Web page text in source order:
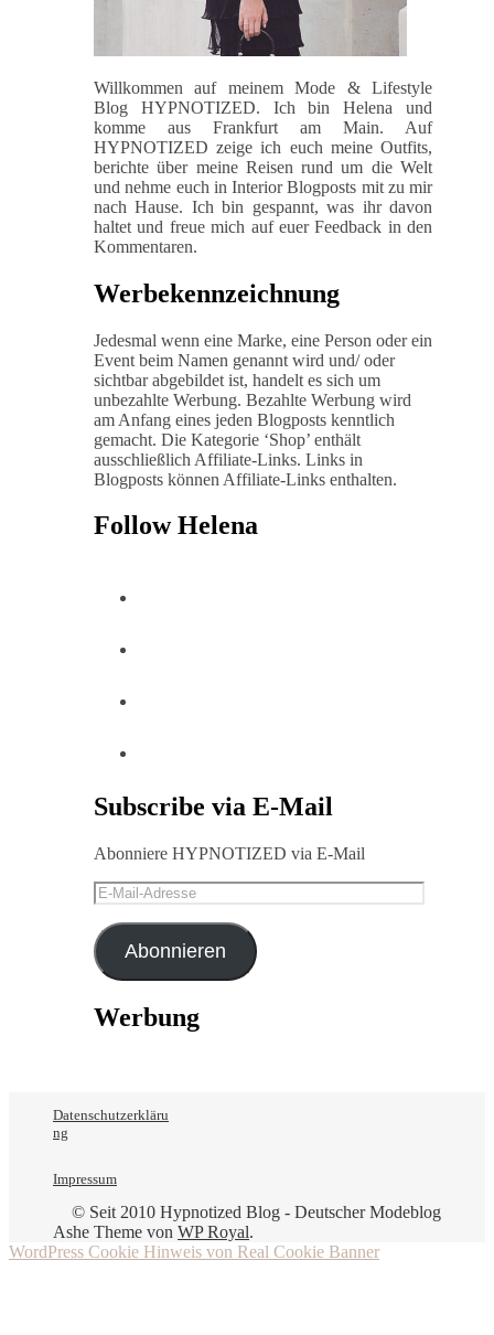
Willkommen auf meinem Mode & Lifestyle
Blog HYPNOTIZED. Ich bin Helena und
komme aus Frankfurt am Main. Auf
HYPNOTIZED zeige ich euch meine Outfits,
berichte über meine Reisen rund um die Welt
und nehme euch in Interior Blogposts mit zu mir
nach Hause. Ich bin gespannt, was ihr davon
haltet und freue mich auf euer Feedback in den
Kommentaren.
Werbekennzeichnung
Jedesmal wenn eine Marke, eine Person oder ein
Event beim Namen genannt wird und/ oder
sichtbar abgebildet ist, handelt es sich um
unbezahlte Werbung. Bezahlte Werbung wird
am Anfang eines jeden Blogposts kenntlich
gemacht. Die Kategorie ‘Shop’ enthält
ausschließlich Affiliate-Links. Links in
Blogposts können Affiliate-Links enthalten.
Follow Helena
Subscribe via E-Mail
Abonniere HYPNOTIZED via E-Mail
E-
Mail-
Adresse
Abonnieren
Werbung
Datenschutzerkläru
ng
Impressum
© Seit 2010 Hypnotized Blog - Deutscher Modeblog
Ashe Theme von WP Royal.
WordPress Cookie Hinweis von Real Cookie Banner